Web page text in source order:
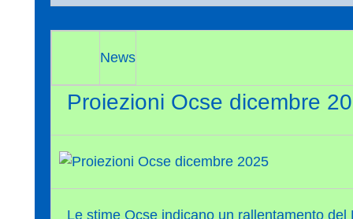
News
Proiezioni Ocse dicembre
Le stime Ocse indicano un rallentamento del